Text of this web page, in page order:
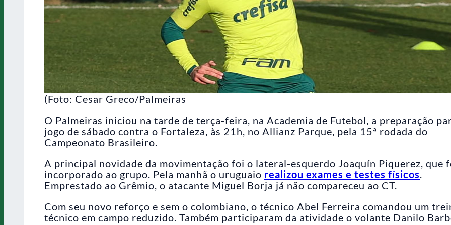
(Foto: Cesar Greco/Palmeiras
O Palmeiras iniciou na tarde de terça-feira, na Academia de Futebol, a preparação
jogo de sábado contra o Fortaleza, às 21h, no Allianz Parque, pela 15ª rodada do
Campeonato Brasileiro.
A principal novidade da movimentação foi o lateral-esquerdo Joaquín Piquerez, que
incorporado ao grupo. Pela manhã o uruguaio realizou exames e testes físicos.
Emprestado ao Grêmio, o atacante Miguel Borja já não compareceu ao CT.
Com seu novo reforço e sem o colombiano, o técnico Abel Ferreira comandou um
técnico em campo reduzido. Também participaram da atividade o volante Danilo